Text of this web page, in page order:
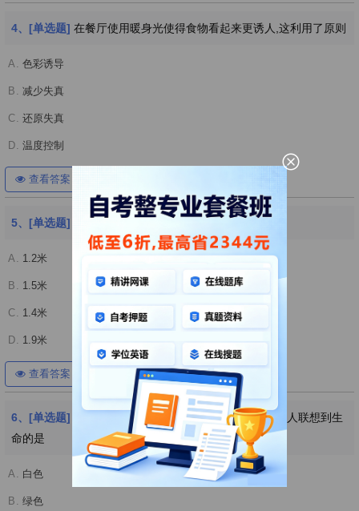
4、[单选题] 在餐厅使用暖身光使得食物看起来更诱人,这利用了原则
A. 色彩诱导
B. 减少失真
C. 还原失真
D. 温度控制
查看答案
5、[单选题] 考虑到舒适和安全,门的高度宜大于
A. 1.2米
B. 1.5米
C. 1.4米
D. 1.9米
查看答案 开始考试
6、[单选题]
不同的色彩能引起不同的联想下列选项能使人联想到生
命的是
A. 白色
B. 绿色